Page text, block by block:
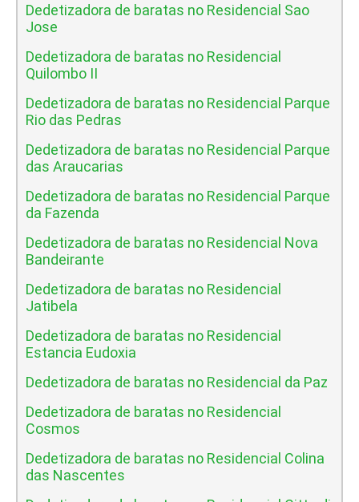
Dedetizadora de baratas no Residencial Sao
Jose
Dedetizadora de baratas no Residencial
Quilombo II
Dedetizadora de baratas no Residencial Parque
Rio das Pedras
Dedetizadora de baratas no Residencial Parque
das Araucarias
Dedetizadora de baratas no Residencial Parque
da Fazenda
Dedetizadora de baratas no Residencial Nova
Bandeirante
Dedetizadora de baratas no Residencial
Jatibela
Dedetizadora de baratas no Residencial
Estancia Eudoxia
Dedetizadora de baratas no Residencial da Paz
Dedetizadora de baratas no Residencial
Cosmos
Dedetizadora de baratas no Residencial Colina
das Nascentes